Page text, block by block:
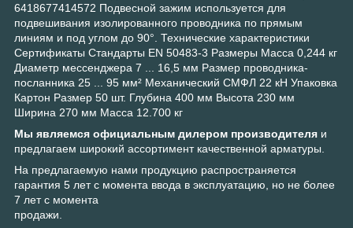
6418677414572 Подвесной зажим используется для
подвешивания изолированного проводника по прямым
линиям и под углом до 90°. Технические характеристики
Сертификаты Стандарты EN 50483-3 Размеры Масса 0,244 кг
Диаметр мессенджера 7 ... 16,5 мм Размер проводника-
посланника 25 ... 95 мм² Механический СМФЛ 22 кН Упаковка
Картон Размер 50 шт. Глубина 400 мм Высота 230 мм
Ширина 270 мм Масса 12.700 кг
Мы являемся официальным дилером производителя и
предлагаем широкий ассортимент качественной арматуры.
На предлагаемую нами продукцию распространяется
гарантия 5 лет с момента ввода в эксплуатацию, но не более
7 лет с момента
продажи.